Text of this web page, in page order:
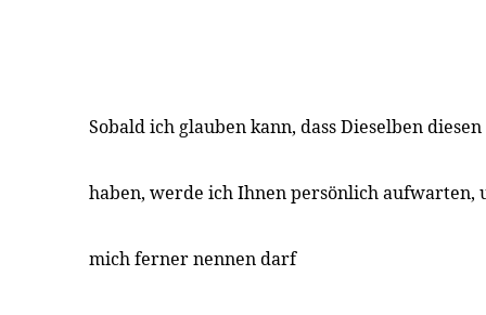
Sobald ich glauben kann, dass Dieselben
haben, werde ich Ihnen persönlich aufwarten,
mich ferner nennen darf